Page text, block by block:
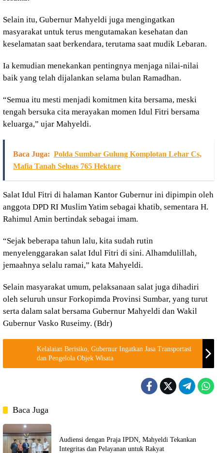
Selain itu, Gubernur Mahyeldi juga mengingatkan
masyarakat untuk terus mengutamakan kesehatan dan
keselamatan saat berkendara, terutama saat mudik Lebaran.
Ia kemudian menekankan pentingnya menjaga nilai-nilai
baik yang telah dijalankan selama bulan Ramadhan.
“Semua itu mesti menjadi komitmen kita bersama, meski
tengah bersuka cita merayakan momen Idul Fitri bersama
keluarga,” ujar Mahyeldi.
Baca Juga: Polda Sumbar Gulung Komplotan Lehar Cs,
Mafia Tanah Seluas 765 Hektare
Salat Idul Fitri di halaman Kantor Gubernur ini dipimpin oleh
anggota DPD RI Muslim Yatim sebagai khatib, sementara H.
Rahimul Amin bertindak sebagai imam.
“Sejak beberapa tahun lalu, kita sudah rutin
menyelenggarakan salat Idul Fitri di sini. Alhamdulillah,
jemaahnya selalu ramai,” kata Mahyeldi.
Selain masyarakat umum, pelaksanaan salat juga dihadiri
oleh seluruh unsur Forkopimda Provinsi Sumbar, yang turut
serta dalam salat bersama Gubernur Mahyeldi dan Wakil
Gubernur Vasko Ruseimy. (Bdr)
Kelalaian Berisiko, Gubernur Ingatkan Jasa Transportasi
dan Pengelola Objek Wisata
Baca Juga
Audiensi dengan Praja IPDN, Mahyeldi Tekankan
Integritas dan Pelayanan untuk Rakyat